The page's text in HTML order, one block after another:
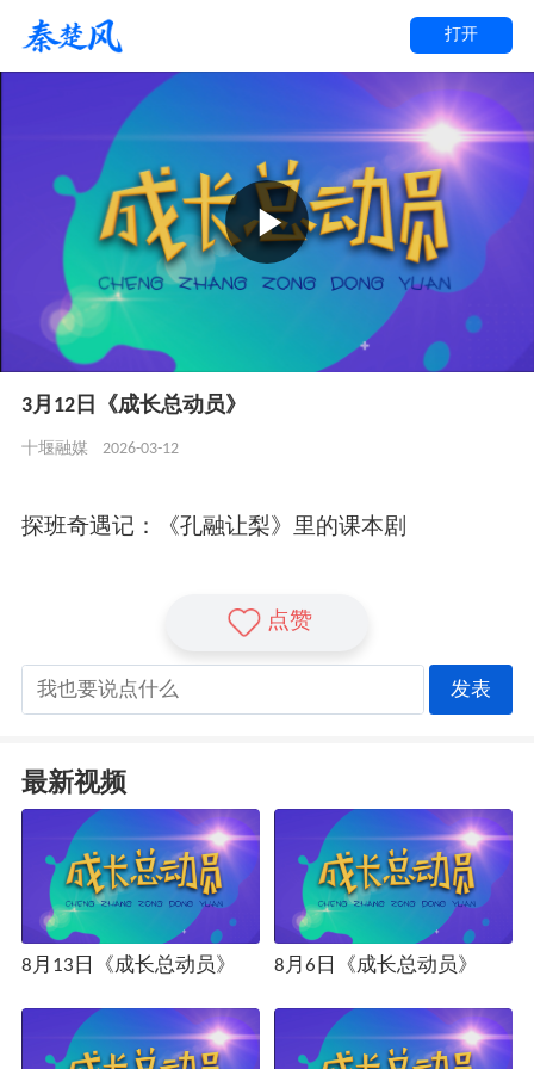
打开
3月12日《成长总动员》
十堰融媒 2026-03-12
探班奇遇记：《孔融让梨》里的课本剧
点赞
发表
最新视频
8月13日《成长总动员》 8月6日《成长总动员》